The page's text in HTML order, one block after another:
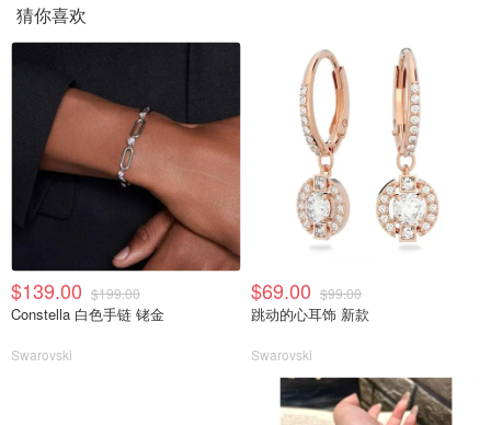
猜你喜欢
$139.00 $199.00
Constella 白色手链 铑金
Swarovski
$69.00 $99.00
跳动的心耳饰 新款
Swarovski